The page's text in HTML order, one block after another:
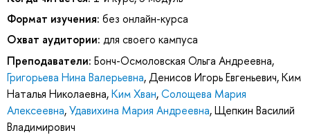
Формат изучения: без онлайн-курса
Охват аудитории: для своего кампуса
Преподаватели: Бонч-Осмоловская Ольга Андреевна,
Григорьева Нина Валерьевна,Денисов Игорь Евгеньевич,Ким
Наталья Николаевна,Ким Хван,Солощева Мария
Алексеевна,Удавихина Мария Андреевна,Щепкин Василий
Владимирович